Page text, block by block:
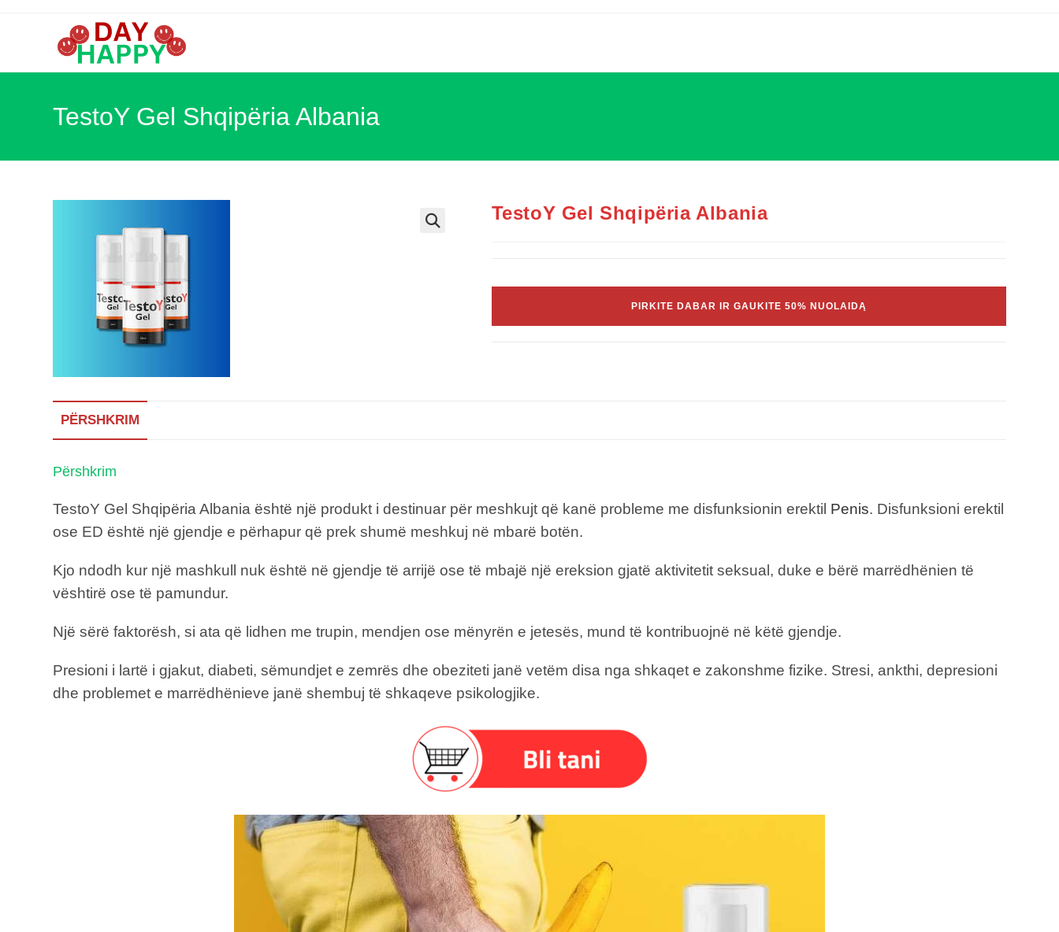
TestoY Gel Shqipëria Albania
TestoY Gel Shqipëria Albania
PIRKITE DABAR IR GAUKITE 50% NUOLAIDĄ
PËRSHKRIM
Përshkrim
TestoY Gel Shqipëria Albania është një produkt i destinuar për meshkujt që kanë probleme me disfunksionin erektil Penis. Disfunksioni erektil
ose ED është një gjendje e përhapur që prek shumë meshkuj në mbarë botën.
Kjo ndodh kur një mashkull nuk është në gjendje të arrijë ose të mbajë një ereksion gjatë aktivitetit seksual, duke e bërë marrëdhënien të
vështirë ose të pamundur.
Një sërë faktorësh, si ata që lidhen me trupin, mendjen ose mënyrën e jetesës, mund të kontribuojnë në këtë gjendje.
Presioni i lartë i gjakut, diabeti, sëmundjet e zemrës dhe obeziteti janë vetëm disa nga shkaqet e zakonshme fizike. Stresi, ankthi, depresioni
dhe problemet e marrëdhënieve janë shembuj të shkaqeve psikologjike.